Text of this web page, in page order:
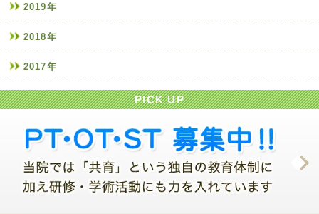
2019年
2018年
2017年
PICK UP